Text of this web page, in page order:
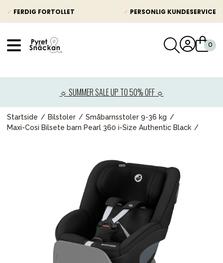
✓ FERDIG FORTOLLET ✓ PERSONLIG KUNDESERVICE
☼ SUMMER SALE UP TO 50% OFF ☼
Startside Bilstoler
Småbarnsstoler 9-36 kg
Maxi-Cosi Bilsete barn Pearl 360 i-Size Authentic Black
Barnevogner
Bilstol
Leker og spill
Mamma & Pappa
Møbler & seng
Tilbehør
Reservedeler